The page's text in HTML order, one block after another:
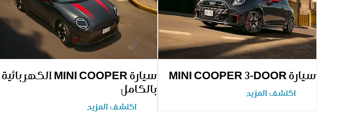
سيارة MINI COOPER 3-DOOR
اكتشف المزيد
سيارة MINI COOPER الكهربائية
بالكامل
اكتشف المزيد